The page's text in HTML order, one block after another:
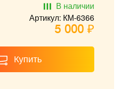
В наличии
Артикул: КМ-6366
5 000 ₽
Купить